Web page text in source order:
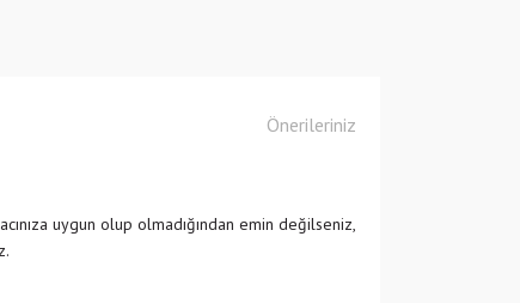
Önerileriniz
uygun olup olmadığından emin değilseniz,